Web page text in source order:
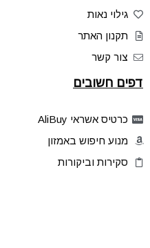
גילוי נאות
תקנון האתר
צור קשר
דפים חשובים
כרטיס אשראי AliBuy
מנוע חיפוש באמזון
סקירות וביקורות